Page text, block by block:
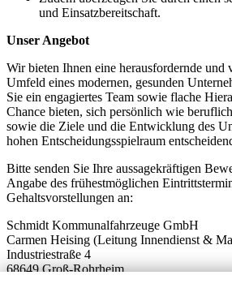
und Einsatzbereitschaft.
Unser Angebot
Wir bieten Ihnen eine herausfordernde
Umfeld eines modernen, gesunden
Sie ein engagiertes Team sowie flache
Chance bieten, sich persönlich wie
sowie die Ziele und die Entwicklung des
hohen Entscheidungsspielraum
Bitte senden Sie Ihre aussagekräftigen
Angabe des frühestmöglichen
Gehaltsvorstellungen an:
Schmidt Kommunalfahrzeuge GmbH
Carmen Heising (Leitung Innendienst &
Industriestraße 4
68649 Groß-Rohrheim